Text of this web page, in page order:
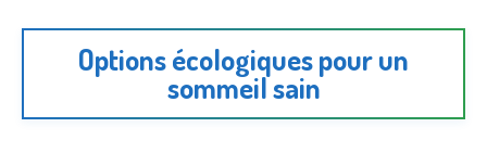
Options écologiques pour un
sommeil sain